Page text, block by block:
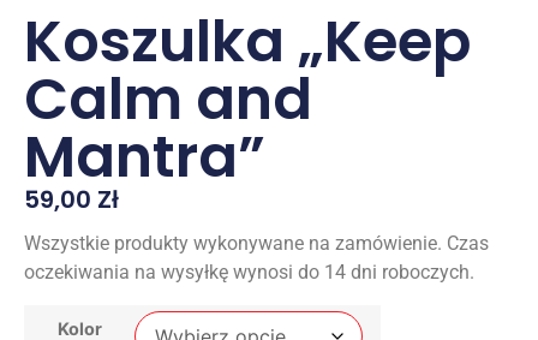
Koszulka „Keep
Calm and
Mantra”
59,00 Zł
Wszystkie produkty wykonywane na zamówienie. Czas
oczekiwania na wysyłkę wynosi do 14 dni roboczych.
Kolor